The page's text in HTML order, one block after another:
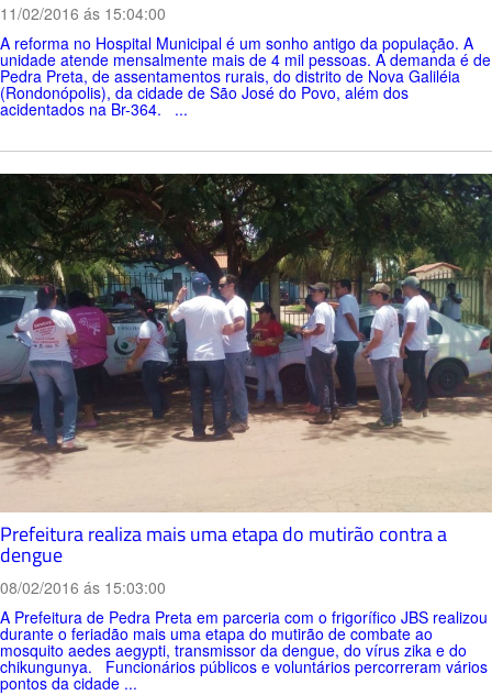
11/02/2016 ás 15:04:00
A reforma no Hospital Municipal é um sonho antigo da população. A
unidade atende mensalmente mais de 4 mil pessoas. A demanda é de
Pedra Preta, de assentamentos rurais, do distrito de Nova Galiléia
(Rondonópolis), da cidade de São José do Povo, além dos
acidentados na Br-364. ...
Prefeitura realiza mais uma etapa do mutirão contra a
dengue
08/02/2016 ás 15:03:00
A Prefeitura de Pedra Preta em parceria com o frigorífico JBS realizou
durante o feriadão mais uma etapa do mutirão de combate ao
mosquito aedes aegypti, transmissor da dengue, do vírus zika e do
chikungunya. Funcionários públicos e voluntários percorreram vários
pontos da cidade ...